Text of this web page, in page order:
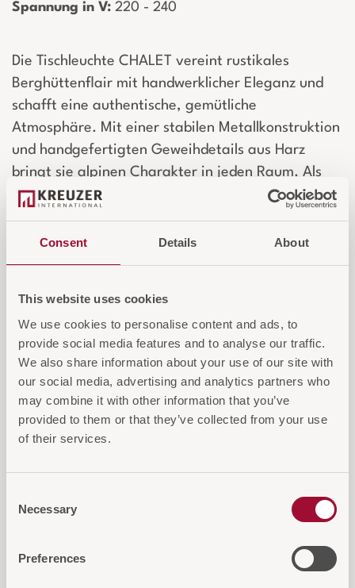
Consent Details About
This website uses cookies
We use cookies to personalise content and ads, to
provide social media features and to analyse our traffic.
We also share information about your use of our site with
our social media, advertising and analytics partners who
may combine it with other information that you’ve
provided to them or that they’ve collected from your use
of their services.
Selection
Necessary
Preferences
Spannung in V: ­ 220 - 240
Die Tischleuchte CHALET vereint rustikales
Berghüttenflair mit handwerklicher Eleganz und
schafft eine authentische, gemütliche
Atmosphäre. Mit einer stabilen Metallkonstruktion
und handgefertigten Geweihdetails aus Harz
bringt sie alpinen Charakter in jeden Raum. Als
Statement-Piece setzt sie sich besonders in Hotels
sorgfältige Handarbeit für ein einzigartiges
Ambiente, das Gäste begeistert.
IN DEN WARENKORB
AUF DIE ANFRAGELISTE
interessieren...